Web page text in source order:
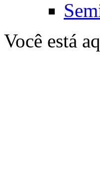
Você está